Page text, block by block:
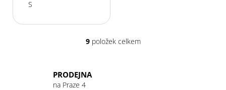
S
O
9položek celkem
PRODEJNA
na Praze 4